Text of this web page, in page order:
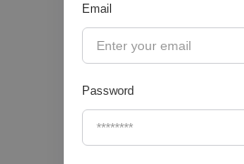
Email
Password
July 28